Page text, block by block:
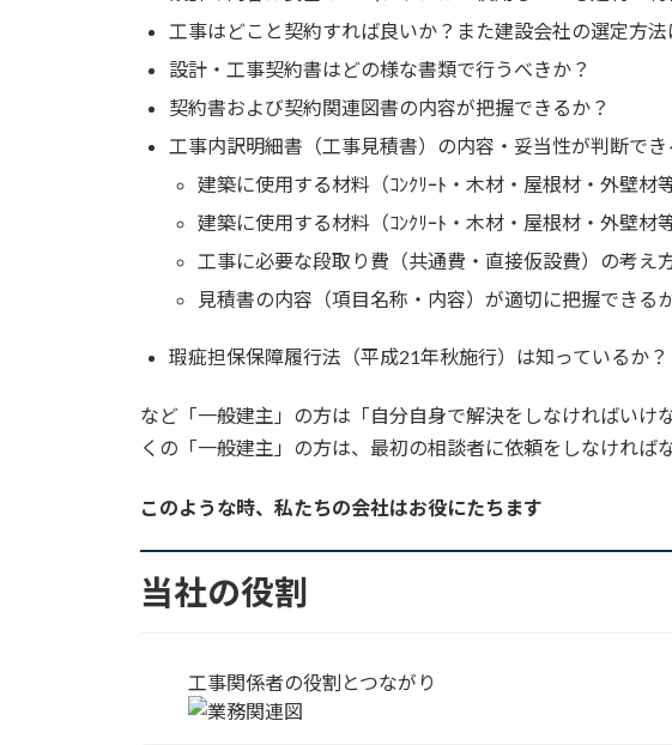
工事はどこと契約すれば良いか？また建設会社の選定方法
設計・工事契約書はどの様な書類で行うべきか？
契約書および契約関連図書の内容が把握できるか？
工事内訳明細書（工事見積書）の内容・妥当性が判断でき
建築に使用する材料（ｺﾝｸﾘｰﾄ・木材・屋根材・外壁材
建築に使用する材料（ｺﾝｸﾘｰﾄ・木材・屋根材・外壁材
工事に必要な段取り費（共通費・直接仮設費）の考え
見積書の内容（項目名称・内容）が適切に把握できる
瑕疵担保保障履行法（平成21年秋施行）は知っているか？
など「一般建主」の方は「自分自身で解決をしなければい
くの「一般建主」の方は、最初の相談者に依頼をしなければ
このような時、私たちの会社はお役にたちます
当社の役割
工事関係者の役割とつながり